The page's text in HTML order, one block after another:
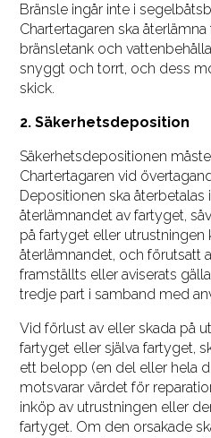
Bränsle ingår inte i
Chartertagaren ska
bränsletank och
snyggt och torrt, och dess
skick.
2. Säkerhetsdeposition
Säkerhetsdepositionen
Chartertagaren vid
Depositionen ska återbetalas
återlämnandet av fartyget,
på fartyget eller utrustningen
återlämnandet, och förutsatt
framställts eller aviserats
tredje part i samband med
Vid förlust av eller skada på
fartyget eller själva fartyget,
ett belopp (en del eller hela
motsvarar värdet för
inköp av utrustningen eller
fartyget. Om den orsakade